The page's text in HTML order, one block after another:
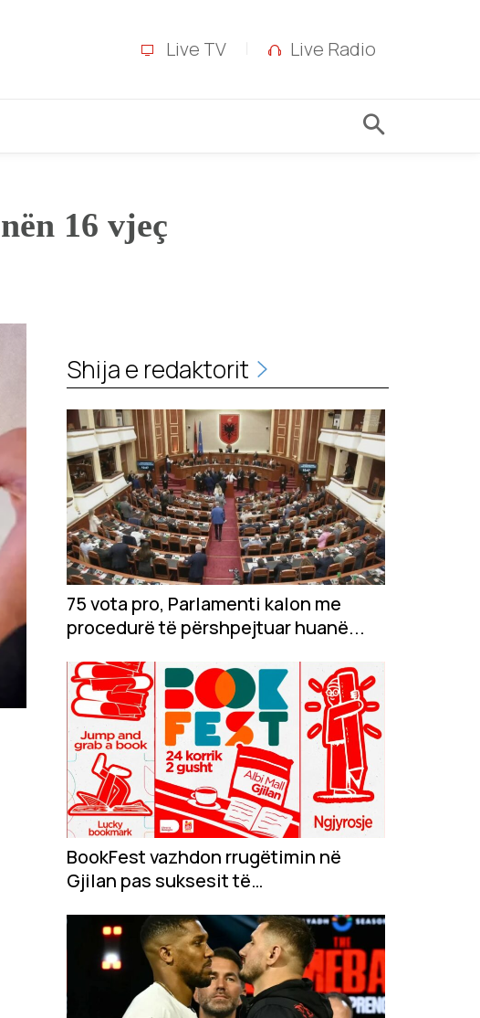
Live TV Live Radio
16 vjeç
Shija e redaktorit
75 vota pro, Parlamenti kalon me
procedurë të përshpejtuar huanë...
BookFest vazhdon rrugëtimin në
Gjilan pas suksesit të